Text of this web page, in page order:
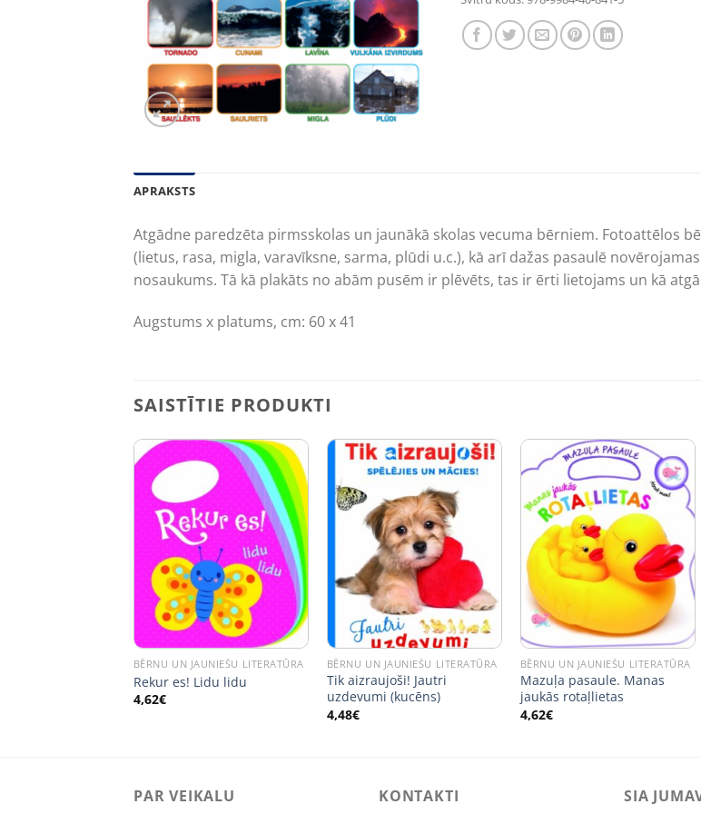
APRAKSTS
Atgādne paredzēta pirmsskolas un jaunākā skolas vecuma bērniem. Fotoattēlos
(lietus, rasa, migla, varavīksne, sarma, plūdi u.c.), kā arī dažas pasaulē
nosaukums. Tā kā plakāts no abām pusēm ir plēvēts, tas ir ērti lietojams un kā
Augstums x platums, cm: 60 x 41
SAISTĪTIE PRODUKTI
BĒRNU UN JAUNIEŠU LITERATŪRA
Rekur es! Lidu lidu
4,62€
BĒRNU UN JAUNIEŠU LITERATŪRA
Tik aizraujoši! Jautri
uzdevumi (kucēns)
4,48€
BĒRNU UN JAUNIEŠU LITERATŪRA
Mazuļa pasaule. Manas
jaukās rotaļlietas
4,62€
PAR VEIKALU KONTAKTI SIA